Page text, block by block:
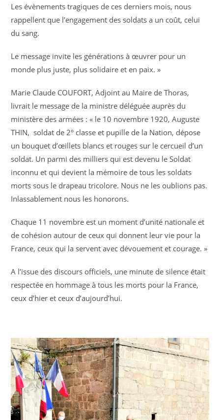
Les évènements tragiques de ces derniers mois, nous
rappellent que l’engagement des soldats a un coût, celui
du sang.
Le message invite les générations à œuvrer pour un
monde plus juste, plus solidaire et en paix. »
Marie Claude COUFORT, Adjoint au Maire de Thoras,
livrait le message de la ministre déléguée auprès du
ministère des armées : « le 10 novembre 1920, Auguste
THIN, soldat de 2° classe et pupille de la Nation, dépose
un bouquet d’œillets blancs et rouges sur le cercueil d’un
soldat. Un parmi des milliers qui est devenu le Soldat
inconnu et qui devient la mémoire de tous les soldats
morts sous le drapeau tricolore. Nous ne les oublions pas.
Inlassablement nous les honorons.
Chaque 11 novembre est un moment d’unité nationale et
de cohésion autour de ceux qui donnent leur vie pour la
France, ceux qui la servent avec dévouement et courage. »
A l’issue des discours officiels, une minute de silence était
respectée en hommage à tous les morts pour la France,
ceux d’hier et ceux d’aujourd’hui.